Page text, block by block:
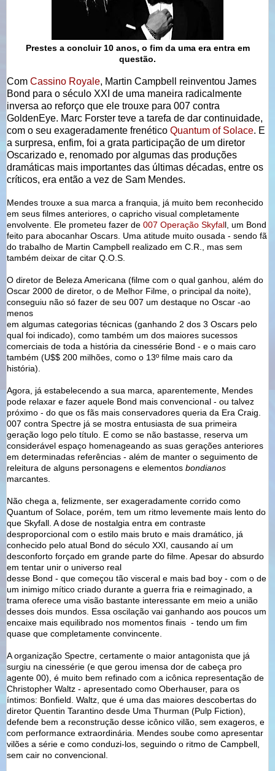
Prestes a concluir 10 anos, o fim da uma era entra em
questão.
Com Cassino Royale, Martin Campbell reinventou James
Bond para o século XXI de uma maneira radicalmente
inversa ao reforço que ele trouxe para 007 contra
GoldenEye. Marc Forster teve a tarefa de dar continuidade,
com o seu exageradamente frenético Quantum of Solace. E
a surpresa, enfim, foi a grata participação de um diretor
Oscarizado e, renomado por algumas das produções
dramáticas mais importantes das últimas décadas, entre os
críticos, era então a vez de Sam Mendes.
Mendes trouxe a sua marca a franquia, já muito bem reconhecido
em seus filmes anteriores, o capricho visual completamente
envolvente. Ele prometeu fazer de 007 Operação Skyfall, um Bond
feito para abocanhar Oscars. Uma atitude muito ousada - sendo fã
do trabalho de Martin Campbell realizado em C.R., mas sem
também deixar de citar Q.O.S.
O diretor de Beleza Americana (filme com o qual ganhou, além do
Oscar 2000 de diretor, o de Melhor Filme, o principal da noite),
conseguiu não só fazer de seu 007 um destaque no Oscar -ao
menos
em algumas categorias técnicas (ganhando 2 dos 3 Oscars pelo
qual foi indicado), como também um dos maiores sucessos
comerciais de toda a história da cinessérie Bond - e o mais caro
também (U$$ 200 milhões, como o 13º filme mais caro da
história).
Agora, já estabelecendo a sua marca, aparentemente, Mendes
pode relaxar e fazer aquele Bond mais convencional - ou talvez
próximo - do que os fãs mais conservadores queria da Era Craig.
007 contra Spectre já se mostra entusiasta de sua primeira
geração logo pelo título. E como se não bastasse, reserva um
considerável espaço homenageando as suas gerações anteriores
em determinadas referências - além de manter o seguimento de
releitura de alguns personagens e elementos bondianos
marcantes.
Não chega a, felizmente, ser exageradamente corrido como
Quantum of Solace, porém, tem um ritmo levemente mais lento do
que Skyfall. A dose de nostalgia entra em contraste
desproporcional com o estilo mais bruto e mais dramático, já
conhecido pelo atual Bond do século XXI, causando aí um
desconforto forçado em grande parte do filme. Apesar do absurdo
em tentar unir o universo real
desse Bond - que começou tão visceral e mais bad boy - com o de
um inimigo mítico criado durante a guerra fria e reimaginado, a
trama oferece uma visão bastante interessante em meio a união
desses dois mundos. Essa oscilação vai ganhando aos poucos um
encaixe mais equilibrado nos momentos finais - tendo um fim
quase que completamente convincente.
A organização Spectre, certamente o maior antagonista que já
surgiu na cinessérie (e que gerou imensa dor de cabeça pro
agente 00), é muito bem refinado com a icônica representação de
Christopher Waltz - apresentado como Oberhauser, para os
íntimos: Bonfield. Waltz, que é uma das maiores descobertas do
diretor Quentin Tarantino desde Uma Thurman (Pulp Fiction),
defende bem a reconstrução desse icônico vilão, sem exageros, e
com performance extraordinária. Mendes soube como apresentar
vilões a série e como conduzi-los, seguindo o ritmo de Campbell,
sem cair no convencional.